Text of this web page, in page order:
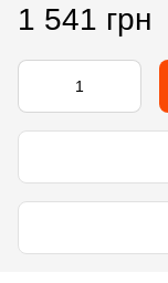
1 541 грн